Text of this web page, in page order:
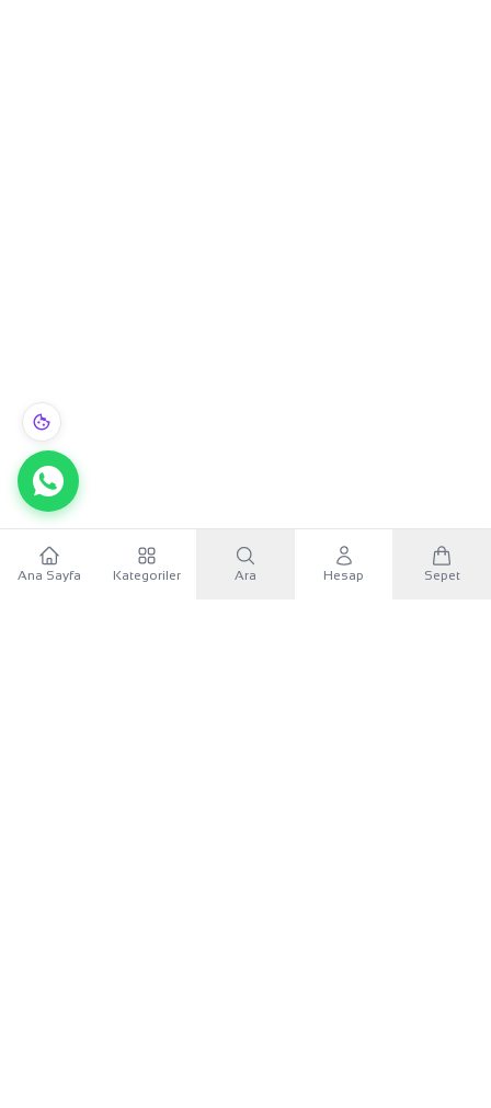
WhatsApp
Ana Sayfa Kategoriler Ara Hesap Sepet